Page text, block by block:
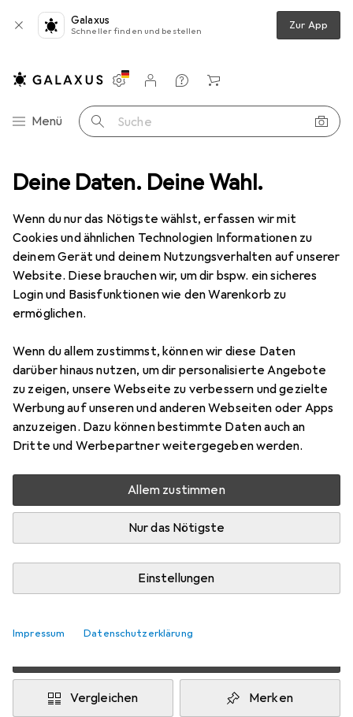
Deine Daten. Deine Wahl.
Wenn du nur das Nötigste wählst, erfassen wir mit
Cookies und ähnlichen Technologien Informationen zu
deinem Gerät und deinem Nutzungsverhalten auf unserer
Website. Diese brauchen wir, um dir bspw. ein sicheres
Login und Basisfunktionen wie den Warenkorb zu
ermöglichen.
Wenn du allem zustimmst, können wir diese Daten
darüber hinaus nutzen, um dir personalisierte Angebote
zu zeigen, unsere Webseite zu verbessern und gezielte
Werbung auf unseren und anderen Webseiten oder Apps
anzuzeigen. Dazu können bestimmte Daten auch an
Dritte und Werbepartner weitergegeben werden.
Allem zustimmen
Nur das Nötigste
Einstellungen
Impressum Datenschutzerklärung
Galaxus
Schneller finden und bestellen Zur App
Navigation nach Kategorien
Menü Suche
Einstellungen
Kundenkonto
Vergleichslisten
Merklisten
Warenkorb
Outdoor Klettern Zubehör Klettern
6 Bilder
Petzl Croll L
EUR
63,85
EUR
5,50
Angebot für
Bewertungen Marke
Zwischen Do, 13.8. und Fr, 14.8. geliefert
7 Stück an Lager beim Drittanbieter
Lieferort angeben für genaue Lieferzeit
Angebot von i
Vergleichen Merken